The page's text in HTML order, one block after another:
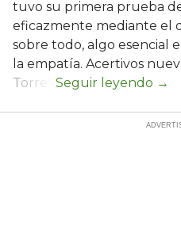
tuvo su primera prueba
eficazmente mediante el
sobre todo, algo esencial
la empatía. Acertivos
Torres.